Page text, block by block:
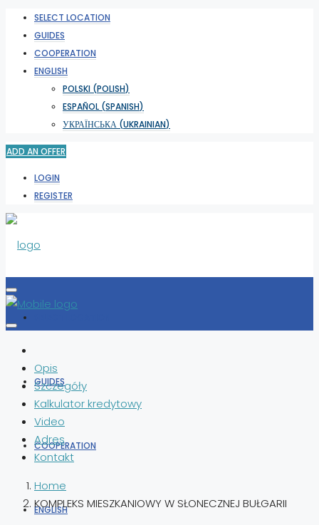
SELECT LOCATION
GUIDES
COOPERATION
ENGLISH
POLSKI (POLISH)
ESPAÑOL (SPANISH)
УКРАЇНСЬКА (UKRAINIAN)
ADD AN OFFER
LOGIN
REGISTER
GUIDES
COOPERATION
ENGLISH
Opis
Szczegóły
Kalkulator kredytowy
Video
Adres
Kontakt
Home
KOMPLEKS MIESZKANIOWY W SŁONECZNEJ BUŁGARII